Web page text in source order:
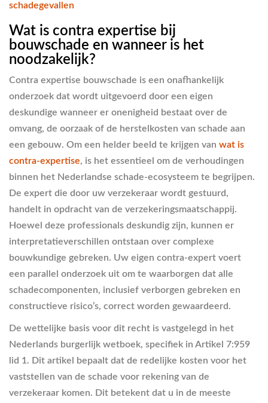
schadegevallen
Wat is contra expertise bij
bouwschade en wanneer is het
noodzakelijk?
Contra expertise bouwschade is een onafhankelijk
onderzoek dat wordt uitgevoerd door een eigen
deskundige wanneer er onenigheid bestaat over de
omvang, de oorzaak of de herstelkosten van schade aan
een gebouw. Om een helder beeld te krijgen van wat is
contra-expertise, is het essentieel om de verhoudingen
binnen het Nederlandse schade-ecosysteem te begrijpen.
De expert die door uw verzekeraar wordt gestuurd,
handelt in opdracht van de verzekeringsmaatschappij.
Hoewel deze professionals deskundig zijn, kunnen er
interpretatieverschillen ontstaan over complexe
bouwkundige gebreken. Uw eigen contra-expert voert
een parallel onderzoek uit om te waarborgen dat alle
schadecomponenten, inclusief verborgen gebreken en
constructieve risico’s, correct worden gewaardeerd.
De wettelijke basis voor dit recht is vastgelegd in het
Nederlands burgerlijk wetboek, specifiek in Artikel 7:959
lid 1. Dit artikel bepaalt dat de redelijke kosten voor het
vaststellen van de schade voor rekening van de
verzekeraar komen. Dit betekent dat u in de meeste